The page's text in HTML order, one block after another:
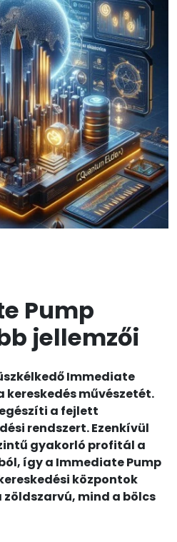
Pump
jellemzői
Immediate
kereskedés művészetét.
a fejlett
rendszert. Ezenkívül
gyakorló profitál a
így a Immediate Pump
központok
mind a bölcs